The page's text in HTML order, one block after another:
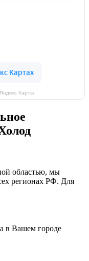
Карты
областью, мы
регионах РФ. Для
в Вашем городе